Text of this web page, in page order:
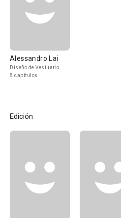
Alessandro Lai
Diseño de Vestuario
8 capítulos
Edición